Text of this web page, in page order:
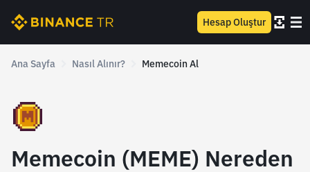
Hesap Oluştur
Ana Sayfa Nasıl Alınır? Memecoin Al
Memecoin (MEME) Nereden